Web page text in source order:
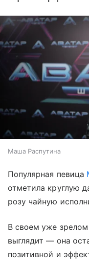
Маша Распутина
Популярная певица
отметила круглую
розу чайную
В своем уже зрелом
выглядит — она
позитивной и